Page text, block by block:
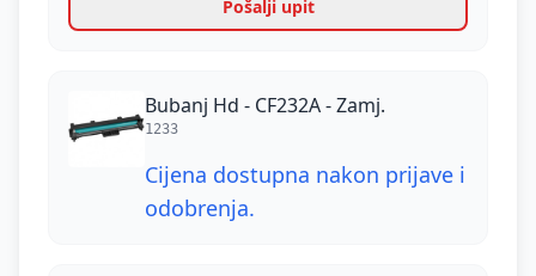
Pošalji upit
Bubanj Hd - CF232A - Zamj.
1233
Cijena dostupna nakon prijave i
odobrenja.